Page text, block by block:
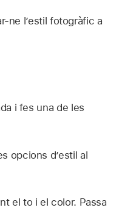
ne l’estil fotogràfic a
i fes una de les
opcions d’estil al
el to i el color. Passa